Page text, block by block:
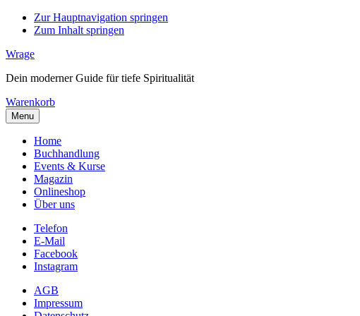
Zur Hauptnavigation springen
Zum Inhalt springen
Wrage
Dein moderner Guide für tiefe Spiritualität
Warenkorb
Menu
Home
Buchhandlung
Events & Kurse
Magazin
Onlineshop
Über uns
Telefon
E-Mail
Facebook
Instagram
AGB
Impressum